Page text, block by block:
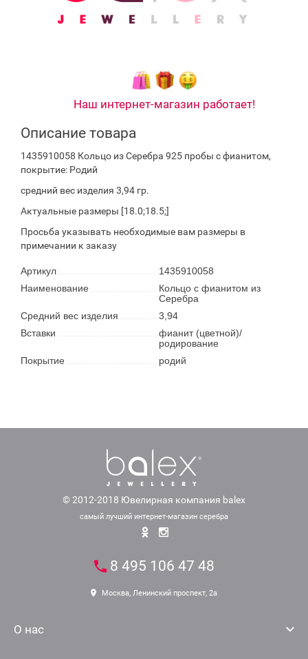
Наш интернет-магазин работает!
Описание товара
1435910058 Кольцо из Серебра 925 пробы с фианитом,
покрытие: Родий
средний вес изделия 3,94 гр.
Актуальные размеры [18.0;18.5;]
Просьба указывать необходимые вам размеры в
примечании к заказу
Артикул
1435910058
Наименование
Кольцо с фианитом из
Серебра
Средний вес изделия
3,94
Вставки
фианит (цветной)/
родирование
Покрытие
родий
© 2012-2018 Ювелирная компания balex
самый лучший интернет-магазин серебра
О нас
8 495 106 47 48
Москва, Ленинский проспект, 2а